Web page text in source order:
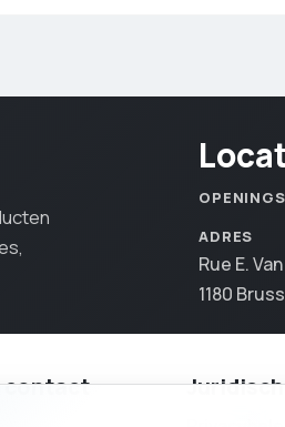
ADRES
Rue E.
1180
contact Juridisch